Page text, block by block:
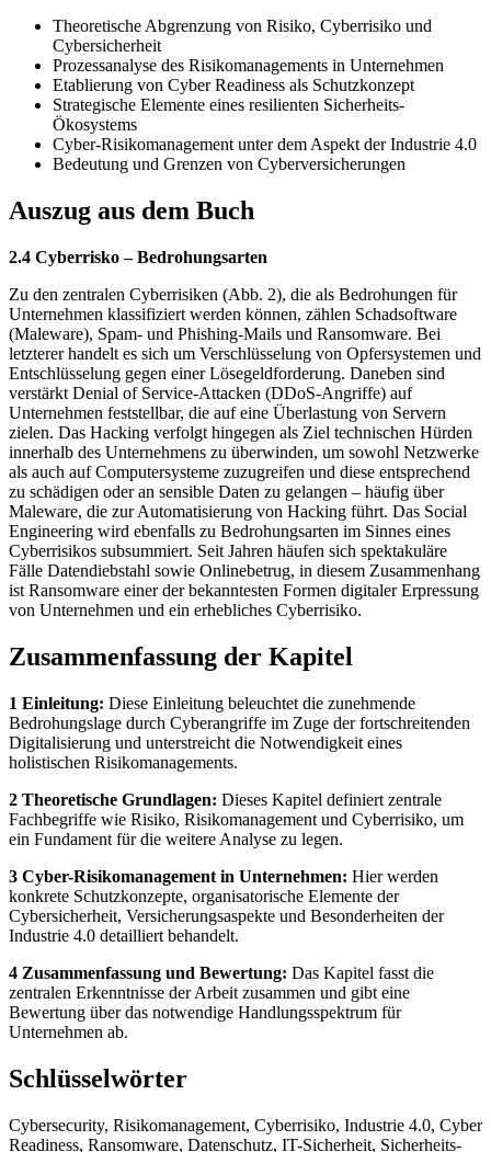
Theoretische Abgrenzung von Risiko, Cyberrisiko und
Cybersicherheit
Prozessanalyse des Risikomanagements in Unternehmen
Etablierung von Cyber Readiness als Schutzkonzept
Strategische Elemente eines resilienten Sicherheits-
Ökosystems
Cyber-Risikomanagement unter dem Aspekt der Industrie 4.0
Bedeutung und Grenzen von Cyberversicherungen
Auszug aus dem Buch
2.4 Cyberrisko – Bedrohungsarten
Zu den zentralen Cyberrisiken (Abb. 2), die als Bedrohungen für
Unternehmen klassifiziert werden können, zählen Schadsoftware
(Maleware), Spam- und Phishing-Mails und Ransomware. Bei
letzterer handelt es sich um Verschlüsselung von Opfersystemen und
Entschlüsselung gegen einer Lösegeldforderung. Daneben sind
verstärkt Denial of Service-Attacken (DDoS-Angriffe) auf
Unternehmen feststellbar, die auf eine Überlastung von Servern
zielen. Das Hacking verfolgt hingegen als Ziel technischen Hürden
innerhalb des Unternehmens zu überwinden, um sowohl Netzwerke
als auch auf Computersysteme zuzugreifen und diese entsprechend
zu schädigen oder an sensible Daten zu gelangen – häufig über
Maleware, die zur Automatisierung von Hacking führt. Das Social
Engineering wird ebenfalls zu Bedrohungsarten im Sinnes eines
Cyberrisikos subsummiert. Seit Jahren häufen sich spektakuläre
Fälle Datendiebstahl sowie Onlinebetrug, in diesem Zusammenhang
ist Ransomware einer der bekanntesten Formen digitaler Erpressung
von Unternehmen und ein erhebliches Cyberrisiko.
Zusammenfassung der Kapitel
1 Einleitung: Diese Einleitung beleuchtet die zunehmende
Bedrohungslage durch Cyberangriffe im Zuge der fortschreitenden
Digitalisierung und unterstreicht die Notwendigkeit eines
holistischen Risikomanagements.
2 Theoretische Grundlagen: Dieses Kapitel definiert zentrale
Fachbegriffe wie Risiko, Risikomanagement und Cyberrisiko, um
ein Fundament für die weitere Analyse zu legen.
3 Cyber-Risikomanagement in Unternehmen: Hier werden
konkrete Schutzkonzepte, organisatorische Elemente der
Cybersicherheit, Versicherungsaspekte und Besonderheiten der
Industrie 4.0 detailliert behandelt.
4 Zusammenfassung und Bewertung: Das Kapitel fasst die
zentralen Erkenntnisse der Arbeit zusammen und gibt eine
Bewertung über das notwendige Handlungsspektrum für
Unternehmen ab.
Schlüsselwörter
Cybersecurity, Risikomanagement, Cyberrisiko, Industrie 4.0, Cyber
Readiness, Ransomware, Datenschutz, IT-Sicherheit, Sicherheits-